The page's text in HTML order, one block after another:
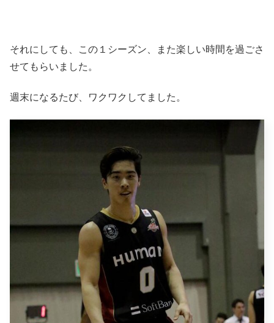
それにしても、この１シーズン、また楽しい時間を過ごさ
せてもらいました。
週末になるたび、ワクワクしてました。